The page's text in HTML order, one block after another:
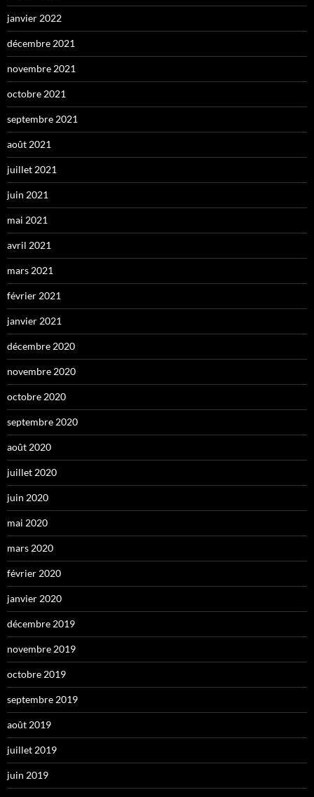
janvier 2022
décembre 2021
novembre 2021
octobre 2021
septembre 2021
août 2021
juillet 2021
juin 2021
mai 2021
avril 2021
mars 2021
février 2021
janvier 2021
décembre 2020
novembre 2020
octobre 2020
septembre 2020
août 2020
juillet 2020
juin 2020
mai 2020
mars 2020
février 2020
janvier 2020
décembre 2019
novembre 2019
octobre 2019
septembre 2019
août 2019
juillet 2019
juin 2019